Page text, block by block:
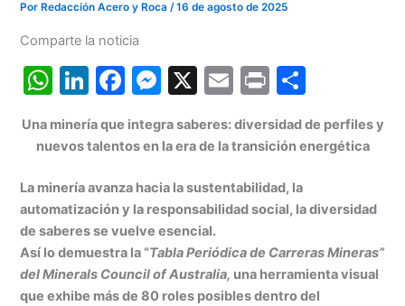
Por Redacción Acero y Roca/16 de agosto de 2025
Comparte la noticia
W
at
A
p
p
Li
n
k
dI
n
F
c
b
o
o
k
M
s
e
n
g
er
X
E
ai
Pr
t
m
ar
tir
Una minería que integra saberes: diversidad de perfiles y
nuevos talentos en la era de la transición energética
La minería avanza hacia la sustentabilidad, la
automatización y la responsabilidad social, la diversidad
de saberes se vuelve esencial.
Así lo demuestra la “Tabla Periódica de Carreras Mineras”
del Minerals Council of Australia, una herramienta visual
que exhibe más de 80 roles posibles dentro del